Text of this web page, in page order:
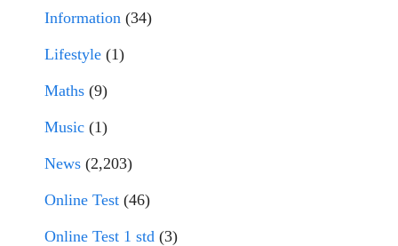
Information (34)
Lifestyle (1)
Maths (9)
Music (1)
News (2,203)
Online Test (46)
Online Test 1 std (3)